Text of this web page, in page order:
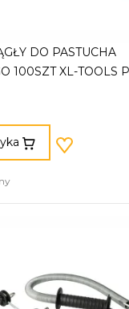
DO PASTUCHA
100SZT XL-TOOLS